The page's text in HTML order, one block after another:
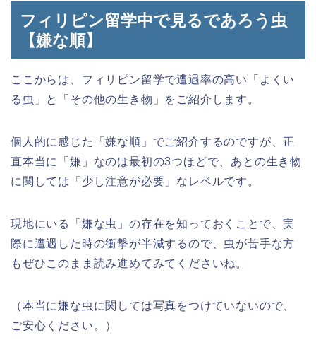
フィリピン留学中で見るであろう虫
【嫌な順】
ここからは、フィリピン留学で遭遇率の高い「よくい
る虫」と「その他の生き物」をご紹介します。
個人的に感じた「嫌な順」でご紹介するのですが、正
直本当に「嫌」なのは最初の3つほどで、あとの生き物
に関しては「少し注意が必要」なレベルです。
現地にいる「嫌な虫」の存在を知っておくことで、実
際に遭遇した時の衝撃が半減するので、虫が苦手な方
もぜひこのまま読み進めてみてくださいね。
（本当に嫌な虫に関しては写真をつけていないので、
ご安心ください。）